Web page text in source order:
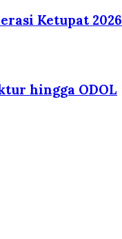
Ketupat 2026
hingga ODOL